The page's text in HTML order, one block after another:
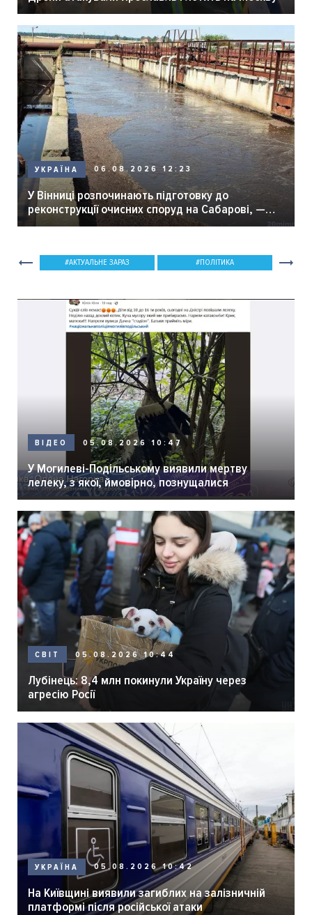
УКРАЇНА 06.08.2026 12:23
У Вінниці розпочинають підготовку до
реконструкції очисних споруд на Сабарові, —
мер Вінниці.
АКТУАЛЬНЕ ЗАРАЗ ПОЛІТИКА
ВІДЕО 05.08.2026 10:47
У Могилеві-Подільському виявили мертву
лелеку, з якої, ймовірно, познущалися
СВІТ 05.08.2026 10:44
Лубінець: 8,4 млн покинули Україну через
агресію Росії
УКРАЇНА 05.08.2026 10:42
На Київщині виявили загиблих на залізничній
платформі після російської атаки